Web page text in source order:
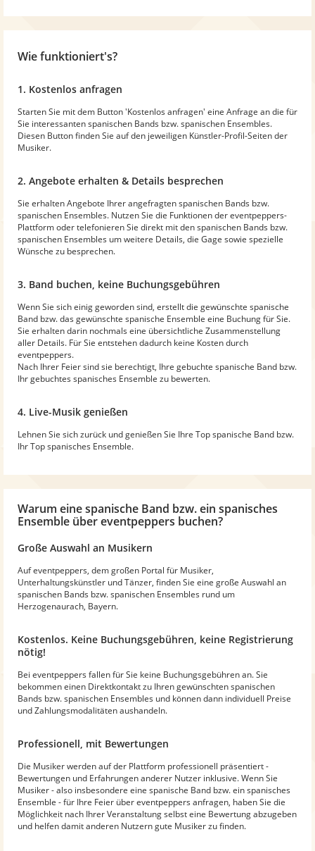
Wie funktioniert's?
1. Kostenlos anfragen
Starten Sie mit dem Button 'Kostenlos anfragen' eine Anfrage an die für
Sie interessanten spanischen Bands bzw. spanischen Ensembles.
Diesen Button finden Sie auf den jeweiligen Künstler-Profil-Seiten der
Musiker.
2. Angebote erhalten & Details besprechen
Sie erhalten Angebote Ihrer angefragten spanischen Bands bzw.
spanischen Ensembles. Nutzen Sie die Funktionen der eventpeppers-
Plattform oder telefonieren Sie direkt mit den spanischen Bands bzw.
spanischen Ensembles um weitere Details, die Gage sowie spezielle
Wünsche zu besprechen.
3. Band buchen, keine Buchungsgebühren
Wenn Sie sich einig geworden sind, erstellt die gewünschte spanische
Band bzw. das gewünschte spanische Ensemble eine Buchung für Sie.
Sie erhalten darin nochmals eine übersichtliche Zusammenstellung
aller Details. Für Sie entstehen dadurch keine Kosten durch
eventpeppers.
Nach Ihrer Feier sind sie berechtigt, Ihre gebuchte spanische Band bzw.
Ihr gebuchtes spanisches Ensemble zu bewerten.
4. Live-Musik genießen
Lehnen Sie sich zurück und genießen Sie Ihre Top spanische Band bzw.
Ihr Top spanisches Ensemble.
Warum eine spanische Band bzw. ein spanisches
Ensemble über eventpeppers buchen?
Große Auswahl an Musikern
Auf eventpeppers, dem großen Portal für Musiker,
Unterhaltungskünstler und Tänzer, finden Sie eine große Auswahl an
spanischen Bands bzw. spanischen Ensembles rund um
Herzogenaurach, Bayern.
Kostenlos. Keine Buchungsgebühren, keine Registrierung
nötig!
Bei eventpeppers fallen für Sie keine Buchungsgebühren an. Sie
bekommen einen Direktkontakt zu Ihren gewünschten spanischen
Bands bzw. spanischen Ensembles und können dann individuell Preise
und Zahlungsmodalitäten aushandeln.
Professionell, mit Bewertungen
Die Musiker werden auf der Plattform professionell präsentiert -
Bewertungen und Erfahrungen anderer Nutzer inklusive. Wenn Sie
Musiker - also insbesondere eine spanische Band bzw. ein spanisches
Ensemble - für Ihre Feier über eventpeppers anfragen, haben Sie die
Möglichkeit nach Ihrer Veranstaltung selbst eine Bewertung abzugeben
und helfen damit anderen Nutzern gute Musiker zu finden.